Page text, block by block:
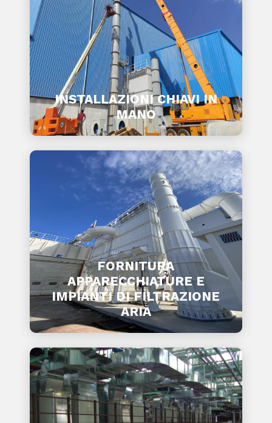
INSTALLAZIONI CHIAVI IN
MANO
FORNITURA
APPARECCHIATURE E
IMPIANTI DI FILTRAZIONE
ARIA